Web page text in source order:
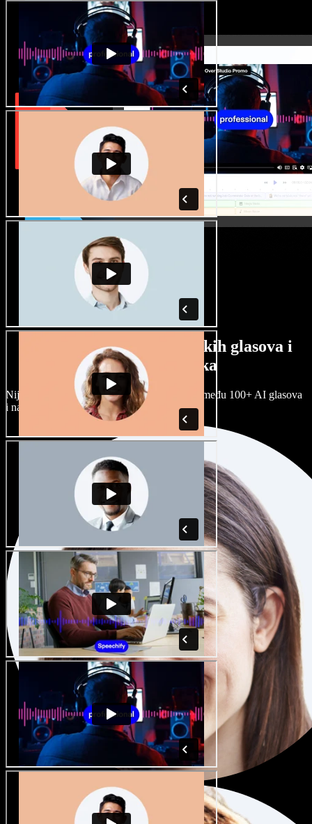
Veliki izbor muških i ženskih glasova i
raznih naglasaka
Nijedan projekt ne mora zvučati isto. Birajte među 100+ AI glasova
i naglasaka i prilagodite ih sebi.